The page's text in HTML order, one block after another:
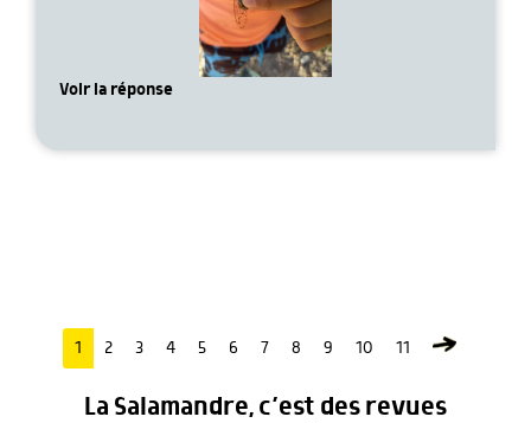
Voir la réponse
1 2 3 4 5 6 7 8 9 10 11
La Salamandre, c’est des revues